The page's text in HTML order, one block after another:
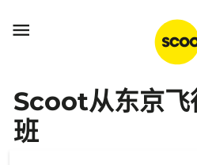

Scoot从东京飞
班